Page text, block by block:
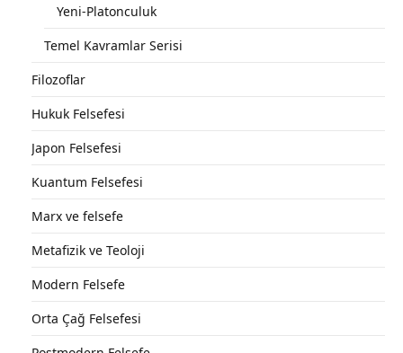
Yeni-Platonculuk
Temel Kavramlar Serisi
Filozoflar
Hukuk Felsefesi
Japon Felsefesi
Kuantum Felsefesi
Marx ve felsefe
Metafizik ve Teoloji
Modern Felsefe
Orta Çağ Felsefesi